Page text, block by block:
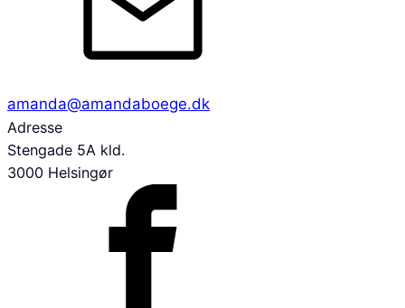
amanda@amandaboege.dk
Adresse
Stengade 5A kld.
3000 Helsingør